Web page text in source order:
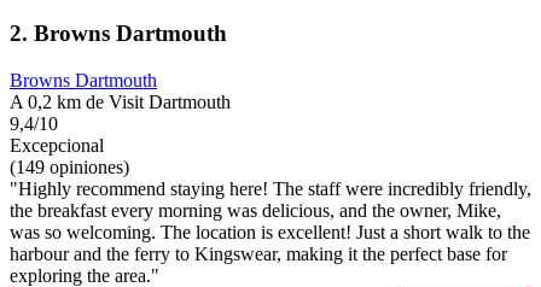
2. Browns Dartmouth
Browns Dartmouth
A 0,2 km de Visit Dartmouth
9,4/10
Excepcional
(149 opiniones)
"Highly recommend staying here! The staff were incredibly friendly,
the breakfast every morning was delicious, and the owner, Mike,
was so welcoming. The location is excellent! Just a short walk to the
harbour and the ferry to Kingswear, making it the perfect base for
exploring the area."